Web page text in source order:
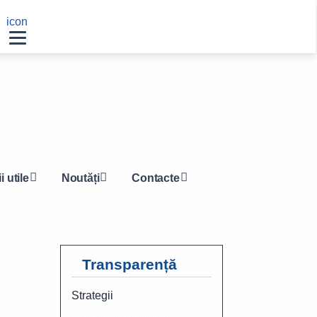
Navigation
other
icon
utile Noutăți Contacte
Transparență
Strategii